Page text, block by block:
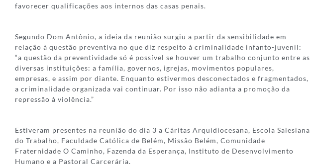
favorecer qualificações aos internos das casas penais.
Segundo Dom Antônio, a ideia da reunião surgiu a partir da sensibilidade em
relação à questão preventiva no que diz respeito à criminalidade infanto-juvenil:
“a questão da preventividade só é possível se houver um trabalho conjunto entre as
diversas instituições: a família, governos, igrejas, movimentos populares,
empresas, e assim por diante. Enquanto estivermos desconectados e fragmentados,
a criminalidade organizada vai continuar. Por isso não adianta a promoção da
repressão à violência.”
Estiveram presentes na reunião do dia 3 a Cáritas Arquidiocesana, Escola Salesiana
do Trabalho, Faculdade Católica de Belém, Missão Belém, Comunidade
Fraternidade O Caminho, Fazenda da Esperança, Instituto de Desenvolvimento
Humano e a Pastoral Carcerária.